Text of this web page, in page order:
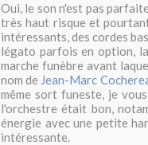
Oui, le son n'est pas
très haut risque et
intéressants, des cordes
légato parfois en option,
marche funèbre avant
nom de Jean-Marc
même sort funeste, je
l'orchestre était bon,
énergie avec une petite
intéressante.